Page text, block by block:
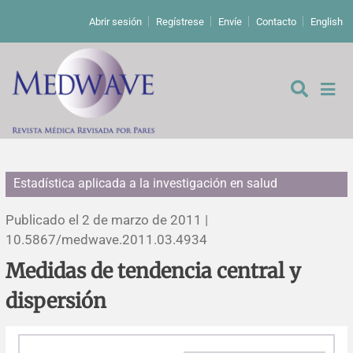
Abrir sesión Regístrese Envíe Contacto English
De los editores
Editoriales
Comentarios
Estudios originales
Estadística aplicada a la investigación en salud
Publicado el 2 de marzo de 2011 |
10.5867/medwave.2011.03.4934
Medidas de tendencia central y
dispersión